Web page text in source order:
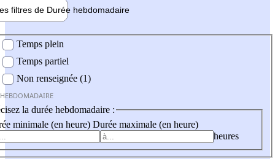
filtres de Durée hebdomadaire
Temps plein
Temps partiel
Non renseignée (1)
la durée hebdomadaire :
minimale (en heure) Durée maximale (en heure)
heures